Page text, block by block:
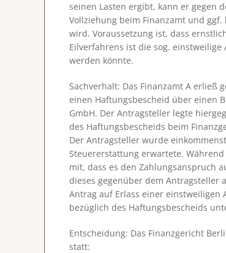
seinen Lasten ergibt, kann er gegen
Vollziehung beim Finanzamt und
wird. Voraussetzung ist, dass
Eilverfahrens ist die sog.
werden könnte.
Sachverhalt: Das Finanzamt A erließ
einen Haftungsbescheid über einen
GmbH. Der Antragsteller legte
des Haftungsbescheids beim
Der Antragsteller wurde
Steuererstattung erwartete.
mit, dass es den Zahlungsanspruch
dieses gegenüber dem Antragsteller
Antrag auf Erlass einer
bezüglich des Haftungsbescheids
Entscheidung: Das Finanzgericht
statt: